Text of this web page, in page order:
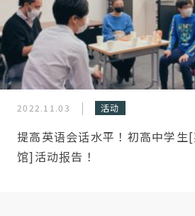
2022.11.03 活动
提高英语会话水平！初高中学生
馆]活动报告！